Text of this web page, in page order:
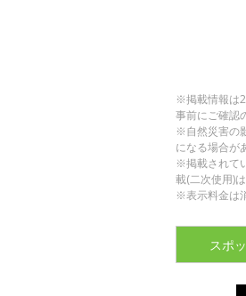
※掲載情報は
事前にご確認
※自然災害の
になる場合が
※掲載されて
載(二次使用)は
※表示料金は
スポ